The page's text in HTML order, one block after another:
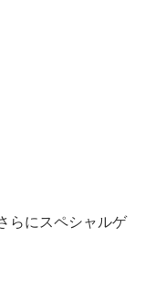
らにスペシャルゲ